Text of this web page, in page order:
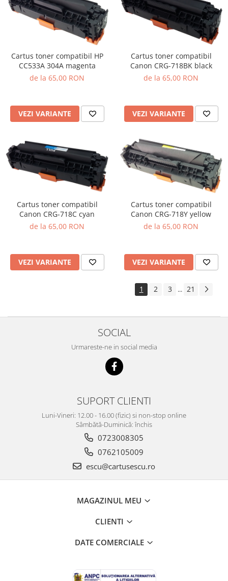
Cartus toner compatibil HP
CC533A 304A magenta
de la 65,00 RON
VEZI VARIANTE
Cartus toner compatibil
Canon CRG-718BK black
de la 65,00 RON
VEZI VARIANTE
Cartus toner compatibil
Canon CRG-718C cyan
de la 65,00 RON
VEZI VARIANTE
Cartus toner compatibil
Canon CRG-718Y yellow
de la 65,00 RON
VEZI VARIANTE
1 2 3 ... 21
SOCIAL
Urmareste-ne in social media
SUPORT CLIENTI
Luni-Vineri: 12.00 - 16.00 (fizic) si non-stop online
Sâmbătă-Duminică: închis
0723008305
0762105009
escu@cartusescu.ro
MAGAZINUL MEU
CLIENTI
DATE COMERCIALE